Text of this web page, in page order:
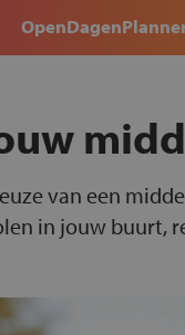
van een
in jouw buurt,